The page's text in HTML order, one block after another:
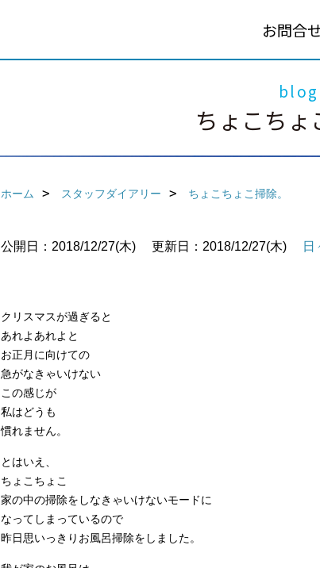
お問合
blog
ちょこちょ
ホーム スタッフダイアリー ちょこちょこ掃除。
公開日：2018/12/27(木) 更新日：2018/12/27(木) 日
クリスマスが過ぎると
あれよあれよと
お正月に向けての
急がなきゃいけない
この感じが
私はどうも
慣れません。
とはいえ、
ちょこちょこ
家の中の掃除をしなきゃいけないモードに
なってしまっているので
昨日思いっきりお風呂掃除をしました。